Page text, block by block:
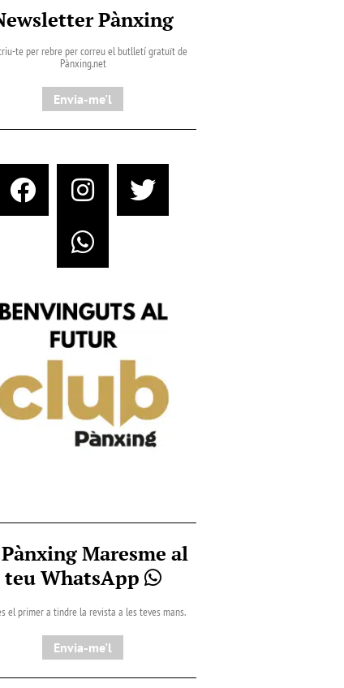
Pànxing
te per rebre per correu el butlletí gratuït de
Pànxing.net​
Envia-me'l
Maresme al
teu WhatsApp
el primer a tindre la revista a les teves mans.
Envia-me'l